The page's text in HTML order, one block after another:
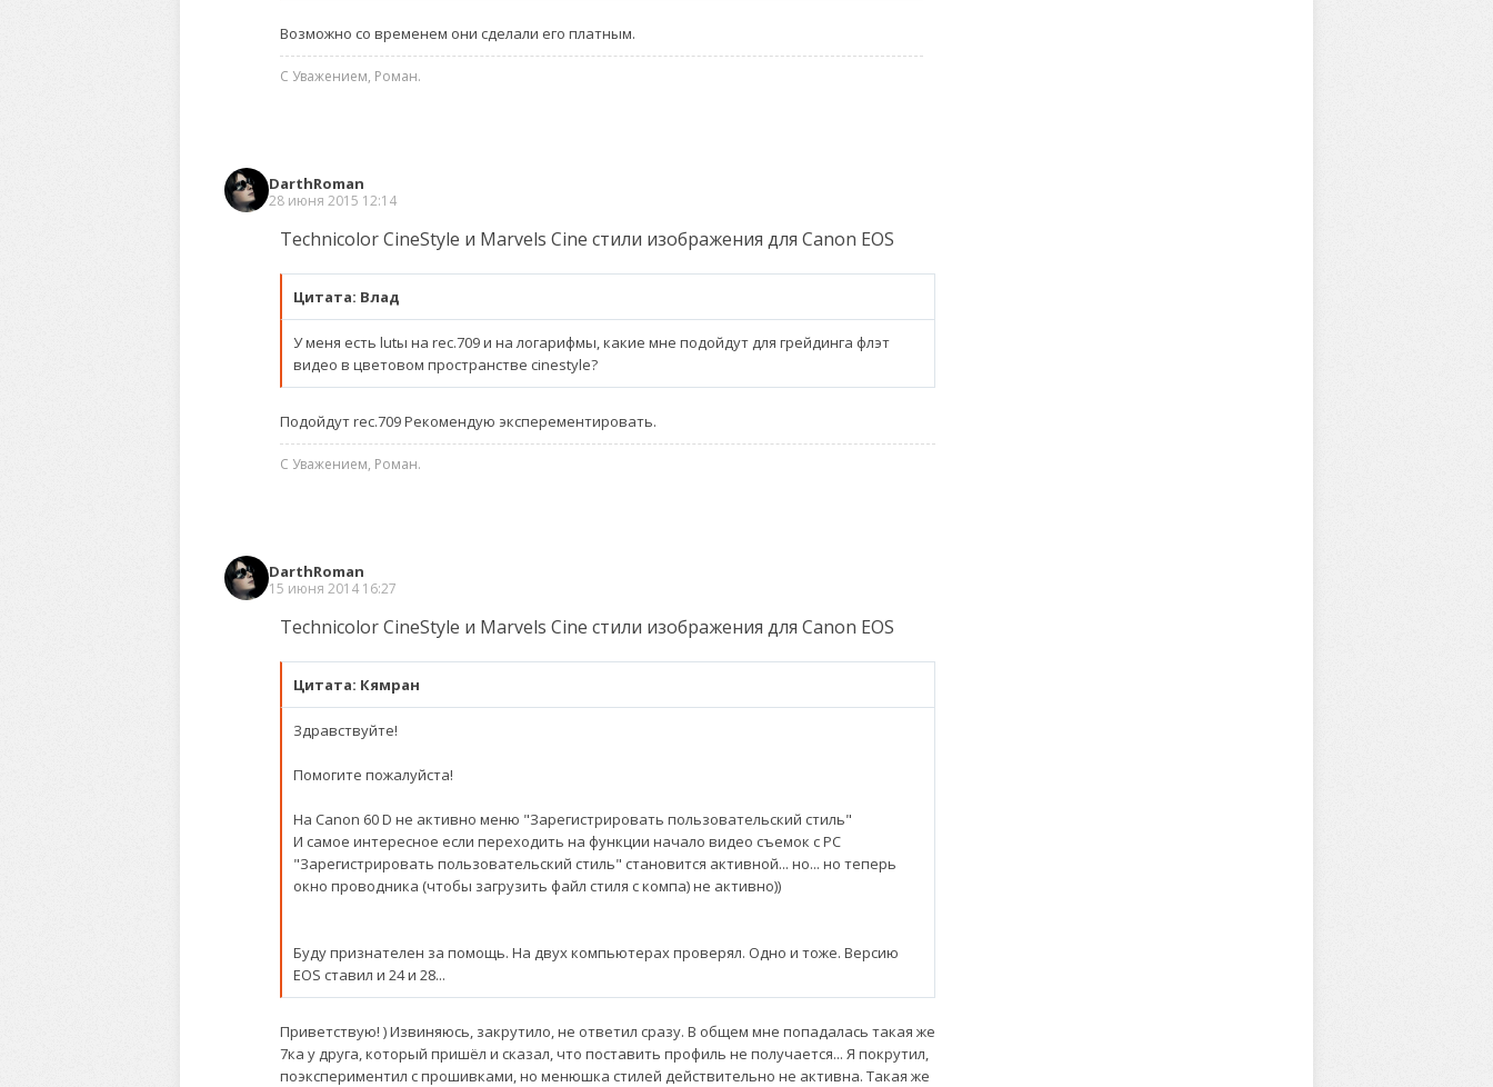
Возможно со временем они сделали его платным.
С Уважением, Роман.
DarthRoman
28 июня 2015 12:14
Technicolor CineStyle и Marvels Cine стили изображения для Canon EOS
Цитата: Влад
У меня есть lutы на rec.709 и на логарифмы, какие мне подойдут для грейдинга флэт
видео в цветовом пространстве cinestyle?
Подойдут rec.709 Рекомендую эксперементировать.
С Уважением, Роман.
DarthRoman
15 июня 2014 16:27
Technicolor CineStyle и Marvels Cine стили изображения для Canon EOS
Цитата: Кямран
Здравствуйте!
Помогите пожалуйста!
На Canon 60 D не активно меню "Зарегистрировать пользовательский стиль"
И самое интересное если переходить на функции начало видео съемок с PC
"Зарегистрировать пользовательский стиль" становится активной... но... но теперь
окно проводника (чтобы загрузить файл стиля с компа) не активно))
Буду признателен за помощь. На двух компьютерах проверял. Одно и тоже. Версию
EOS ставил и 24 и 28...
Приветствую! ) Извиняюсь, закрутило, не ответил сразу. В общем мне попадалась такая же
7ка у друга, который пришёл и сказал, что поставить профиль не получается... Я покрутил,
поэкспериментил с прошивками, но менюшка стилей действительно не активна. Такая же